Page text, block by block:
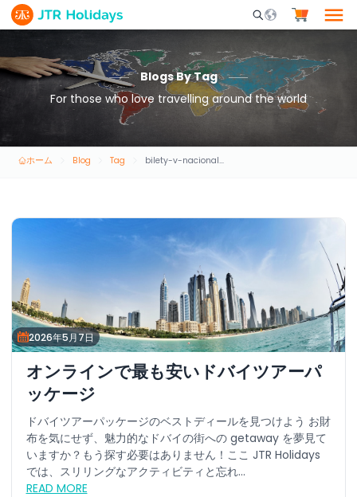
Mobile Search
Blogs By Tag
For those who love travelling around the world
ホーム Blog Tag bilety-v-nacionalnyi-akvarium-abu-dabi
2026年5月7日
オンラインで最も安いドバイツアーパ
ッケージ
ドバイツアーパッケージのベストディールを見つけよう お財
布を気にせず、魅力的なドバイの街への getaway を夢見て
いますか？もう探す必要はありません！ここ JTR Holidays
では、スリリングなアクティビティと忘れ...
READ MORE